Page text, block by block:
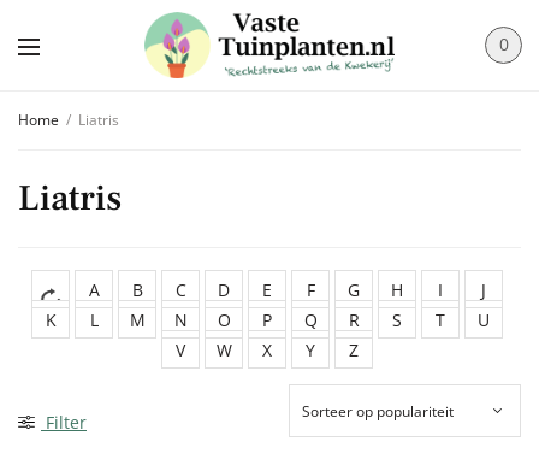
0
Home / Liatris
Liatris
A B C D E F G H I
J
K
L M N O P Q R S T
U
V
W X Y Z
Filter